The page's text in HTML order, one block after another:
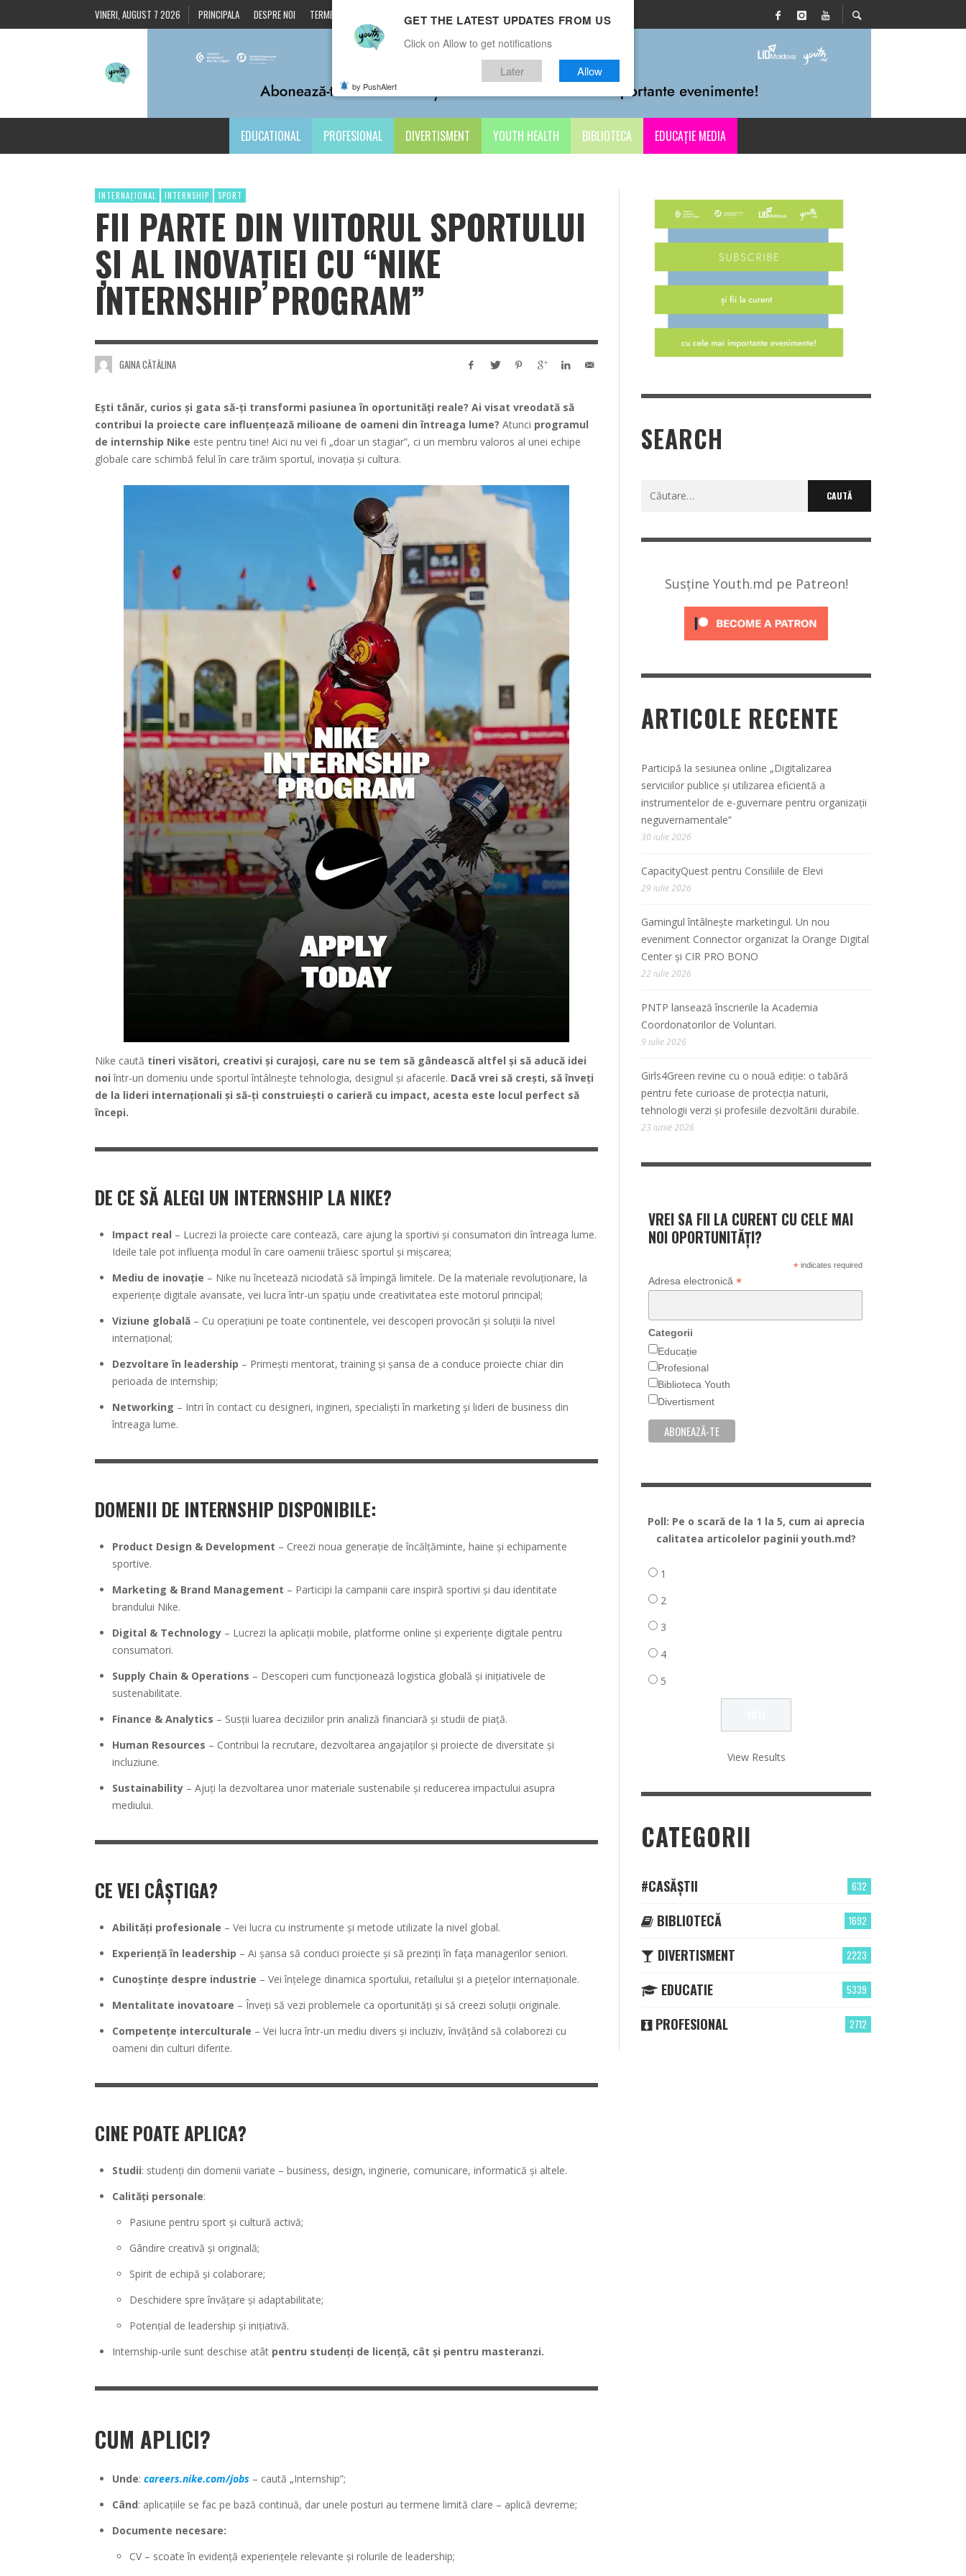
VINERI, AUGUST 7 2026 PRINCIPALA DESPRE NOI TERMENI ȘI CONDIȚII CONTACTE
EDUCATIONAL PROFESIONAL DIVERTISMENT YOUTH HEALTH BIBLIOTECA EDUCAȚIE MEDIA
INTERNAȚIONAL INTERNSHIP SPORT
FII PARTE DIN VIITORUL SPORTULUI
ȘI AL INOVAȚIEI CU “NIKE
INTERNSHIP PROGRAM”
GAINA CĂTĂLINA
Ești tânăr, curios și gata să-ți transformi pasiunea în oportunități reale? Ai visat vreodată să
contribui la proiecte care influențează milioane de oameni din întreaga lume? Atunci programul
de internship Nike este pentru tine! Aici nu vei fi „doar un stagiar”, ci un membru valoros al unei echipe
globale care schimbă felul în care trăim sportul, inovația și cultura.
Nike caută tineri visători, creativi și curajoși, care nu se tem să gândească altfel și să aducă idei
noiîntr-un domeniu unde sportul întâlnește tehnologia, designul și afacerile. Dacă vrei să crești, să înveți
de la lideri internaționali și să-ți construiești o carieră cu impact, acesta este locul perfect să
începi.
DE CE SĂ ALEGI UN INTERNSHIP LA NIKE?
Impact real – Lucrezi la proiecte care contează, care ajung la sportivi și consumatori din întreaga lume.
Ideile tale pot influența modul în care oamenii trăiesc sportul și mișcarea;
Mediu de inovație – Nike nu încetează niciodată să împingă limitele. De la materiale revoluționare, la
experiențe digitale avansate, vei lucra într-un spațiu unde creativitatea este motorul principal;
Viziune globală – Cu operațiuni pe toate continentele, vei descoperi provocări și soluții la nivel
internațional;
Dezvoltare în leadership – Primești mentorat, training și șansa de a conduce proiecte chiar din
perioada de internship;
Networking – Intri în contact cu designeri, ingineri, specialiști în marketing și lideri de business din
întreaga lume.
DOMENII DE INTERNSHIP DISPONIBILE:
Product Design & Development – Creezi noua generație de încălțăminte, haine și echipamente
sportive.
Marketing & Brand Management – Participi la campanii care inspiră sportivi și dau identitate
brandului Nike.
Digital & Technology – Lucrezi la aplicații mobile, platforme online și experiențe digitale pentru
consumatori.
Supply Chain & Operations – Descoperi cum funcționează logistica globală și inițiativele de
sustenabilitate.
Finance & Analytics – Susții luarea deciziilor prin analiză financiară și studii de piață.
Human Resources – Contribui la recrutare, dezvoltarea angajaților și proiecte de diversitate și
incluziune.
Sustainability – Ajuți la dezvoltarea unor materiale sustenabile și reducerea impactului asupra
mediului.
CE VEI CÂȘTIGA?
Abilități profesionale – Vei lucra cu instrumente și metode utilizate la nivel global.
Experiență în leadership – Ai șansa să conduci proiecte și să prezinți în fața managerilor seniori.
Cunoștințe despre industrie – Vei înțelege dinamica sportului, retailului și a piețelor internaționale.
Mentalitate inovatoare – Înveți să vezi problemele ca oportunități și să creezi soluții originale.
Competențe interculturale – Vei lucra într-un mediu divers și incluziv, învățând să colaborezi cu
oameni din culturi diferite.
CINE POATE APLICA?
Studii: studenți din domenii variate – business, design, inginerie, comunicare, informatică și altele.
Calități personale:
Pasiune pentru sport și cultură activă;
Gândire creativă și originală;
Spirit de echipă și colaborare;
Deschidere spre învățare și adaptabilitate;
Potențial de leadership și inițiativă.
Internship-urile sunt deschise atât pentru studenți de licență, cât și pentru masteranzi.
CUM APLICI?
Unde: careers.nike.com/jobs – caută „Internship”;
Când: aplicațiile se fac pe bază continuă, dar unele posturi au termene limită clare – aplică devreme;
Documente necesare:
CV – scoate în evidență experiențele relevante și rolurile de leadership;
SEARCH
Caută
Susține Youth.md pe Patreon!
ARTICOLE RECENTE
Participă la sesiunea online „Digitalizarea
serviciilor publice și utilizarea eficientă a
instrumentelor de e-guvernare pentru organizații
neguvernamentale”
30 iulie 2026
CapacityQuest pentru Consiliile de Elevi
29 iulie 2026
Gamingul întâlnește marketingul. Un nou
eveniment Connector organizat la Orange Digital
Center și CIR PRO BONO
22 iulie 2026
PNTP lansează înscrierile la Academia
Coordonatorilor de Voluntari.
9 iulie 2026
Girls4Green revine cu o nouă ediție: o tabără
pentru fete curioase de protecția naturii,
tehnologii verzi și profesiile dezvoltării durabile.
23 iunie 2026
VREI SA FII LA CURENT CU CELE MAI
NOI OPORTUNITĂȚI?
*indicates required
Adresa electronică *
Categorii
Educație
Profesional
Biblioteca Youth
Divertisment
Poll: Pe o scară de la 1 la 5, cum ai aprecia
calitatea articolelor paginii youth.md?
1
2
3
4
5
View Results
CATEGORII
632
#CASĂȘTII
1692
BIBLIOTECĂ
2223
DIVERTISMENT
5339
EDUCATIE
2712
PROFESIONAL
GET THE LATEST UPDATES FROM US
Click on Allow to get notifications
Later Allow
by PushAlert